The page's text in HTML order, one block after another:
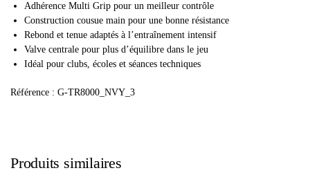
Adhérence Multi Grip pour un meilleur contrôle
Construction cousue main pour une bonne résistance
Rebond et tenue adaptés à l’entraînement intensif
Valve centrale pour plus d’équilibre dans le jeu
Idéal pour clubs, écoles et séances techniques
Référence : G-TR8000_NVY_3
Produits similaires